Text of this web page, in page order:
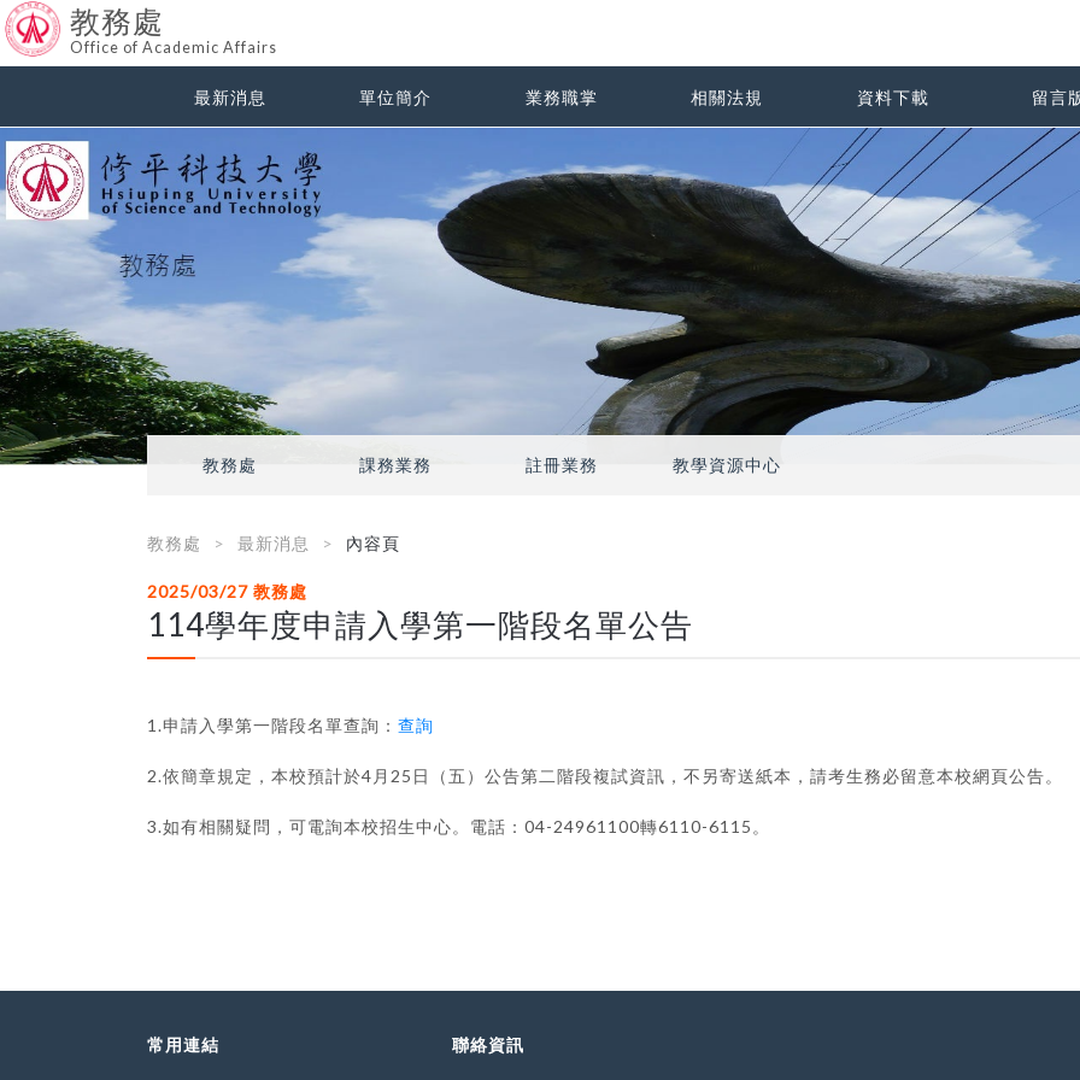
教務處
Office of Academic Affairs
最新消息 單位簡介 業務職掌 相關法規 資料下載 留言
教務處 課務業務 註冊業務 教學資源中心
教務處 最新消息 內容頁
2025/03/27 教務處
114學年度申請入學第一階段名單公告
1.申請入學第一階段名單查詢： 查詢
2.依簡章規定，本校預計於4月25日（五）公告第二階段複試資訊，不另寄送紙本，請考生務必留意本校網頁公告。
3.如有相關疑問，可電詢本校招生中心。電話：04-24961100轉6110-6115。
常用連結 聯絡資訊